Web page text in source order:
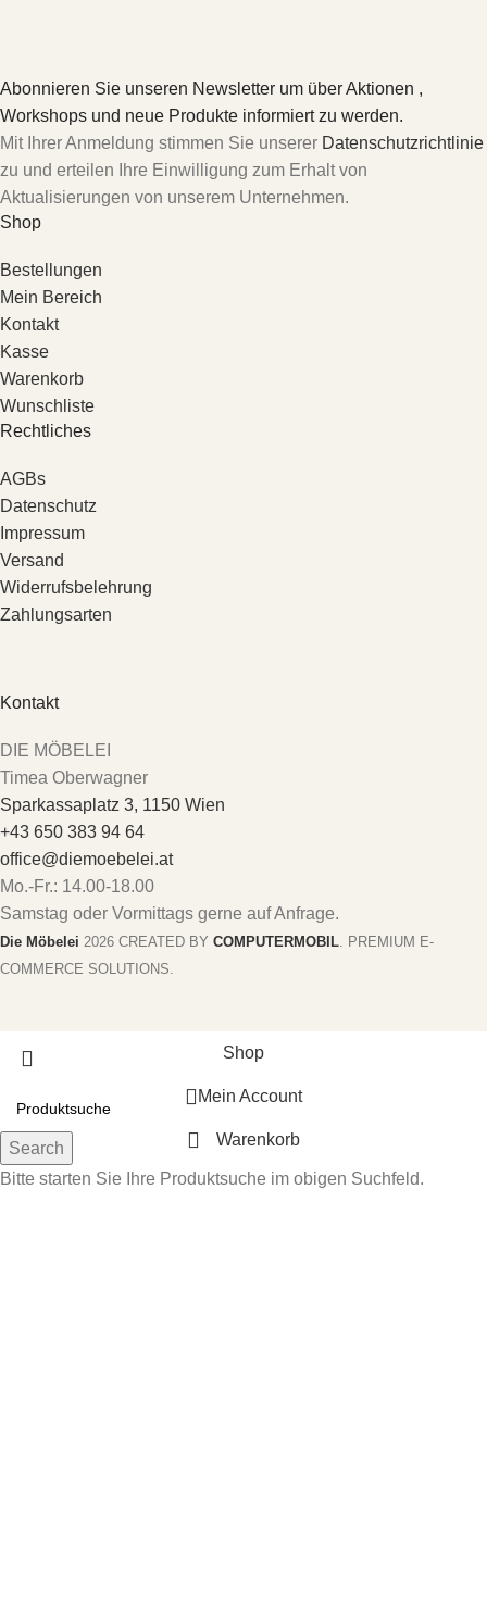
Abonnieren Sie unseren Newsletter um über Aktionen ,
Workshops und neue Produkte informiert zu werden.
Mit Ihrer Anmeldung stimmen Sie unserer Datenschutzrichtlinie
zu und erteilen Ihre Einwilligung zum Erhalt von
Aktualisierungen von unserem Unternehmen.
Shop
Bestellungen
Mein Bereich
Kontakt
Kasse
Warenkorb
Wunschliste
Rechtliches
AGBs
Datenschutz
Impressum
Versand
Widerrufsbelehrung
Zahlungsarten
Kontakt
DIE MÖBELEI
Timea Oberwagner
Sparkassaplatz 3, 1150 Wien
+43 650 383 94 64
office@diemoebelei.at
Mo.-Fr.: 14.00-18.00
Samstag oder Vormittags gerne auf Anfrage.
Die Möbelei 2026 CREATED BY COMPUTERMOBIL . PREMIUM E-
COMMERCE SOLUTIONS.
Search
Bitte starten Sie Ihre Produktsuche im obigen Suchfeld.
Shop
Mein Account
Warenkorb